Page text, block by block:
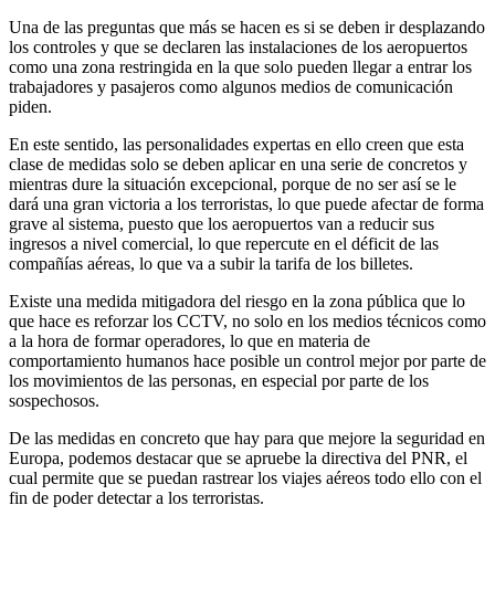
Una de las preguntas que más se hacen es si se deben ir desplazando
los controles y que se declaren las instalaciones de los aeropuertos
como una zona restringida en la que solo pueden llegar a entrar los
trabajadores y pasajeros como algunos medios de comunicación
piden.
En este sentido, las personalidades expertas en ello creen que esta
clase de medidas solo se deben aplicar en una serie de concretos y
mientras dure la situación excepcional, porque de no ser así se le
dará una gran victoria a los terroristas, lo que puede afectar de forma
grave al sistema, puesto que los aeropuertos van a reducir sus
ingresos a nivel comercial, lo que repercute en el déficit de las
compañías aéreas, lo que va a subir la tarifa de los billetes.
Existe una medida mitigadora del riesgo en la zona pública que lo
que hace es reforzar los CCTV, no solo en los medios técnicos como
a la hora de formar operadores, lo que en materia de
comportamiento humanos hace posible un control mejor por parte de
los movimientos de las personas, en especial por parte de los
sospechosos.
De las medidas en concreto que hay para que mejore la seguridad en
Europa, podemos destacar que se apruebe la directiva del PNR, el
cual permite que se puedan rastrear los viajes aéreos todo ello con el
fin de poder detectar a los terroristas.